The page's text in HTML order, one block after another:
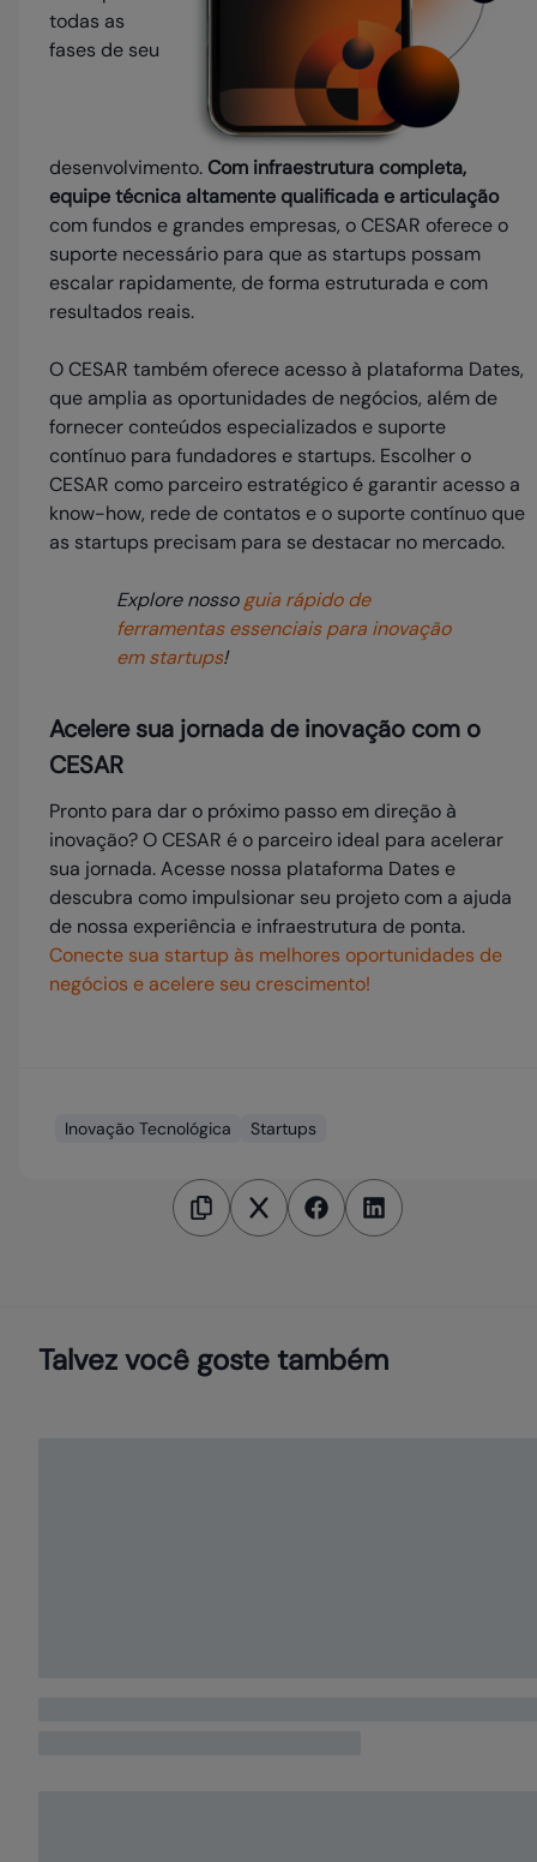
todas as
fases de seu
desenvolvimento. Com infraestrutura completa,
equipe técnica altamente qualificada e articulação
com fundos e grandes empresas, o CESAR oferece o
suporte necessário para que as startups possam
escalar rapidamente, de forma estruturada e com
resultados reais.
O CESAR também oferece acesso à plataforma Dates,
que amplia as oportunidades de negócios, além de
fornecer conteúdos especializados e suporte
contínuo para fundadores e startups. Escolher o
CESAR como parceiro estratégico é garantir acesso a
know-how, rede de contatos e o suporte contínuo que
as startups precisam para se destacar no mercado.
Explore nossoguia rápido de
ferramentas essenciais para inovação
em startups!
Acelere sua jornada de inovação com o
CESAR
Pronto para dar o próximo passo em direção à
inovação? O CESAR é o parceiro ideal para acelerar
sua jornada. Acesse nossa plataforma Dates e
descubra como impulsionar seu projeto com a ajuda
de nossa experiência e infraestrutura de ponta.
Conecte sua startup às melhores oportunidades de
negócios e acelere seu crescimento!
Inovação Tecnológica Startups
Talvez você goste também